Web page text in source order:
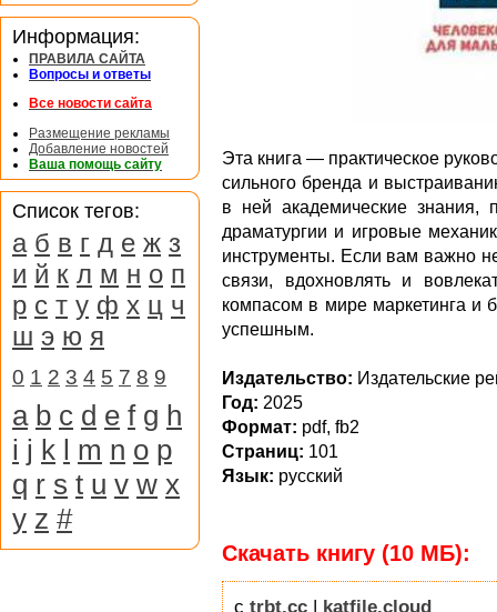
Эта книга — практическое
сильного бренда и
в ней академические знания,
драматургии и игровые
инструменты. Если вам важно
связи, вдохновлять и
компасом в мире маркетинга и
успешным.
Издательство: Издательские
Год: 2025
Формат: pdf, fb2
Страниц: 101
Язык: русский
Скачать книгу (10 МБ):
с trbt.cc | katfile.cloud
Информация:
ПРАВИЛА САЙТА
Вопросы и ответы
Все новости сайта
Размещение рекламы
Добавление новостей
Ваша помощь сайту
Список тегов:
а б в г д е ж з
и й к л м н о п
р с т у ф х ц ч
ш э ю я
0 1 2 3 4 5 7 8 9
a b c d e f g h
i j k l m n o p
q r s t u v w x
y z #